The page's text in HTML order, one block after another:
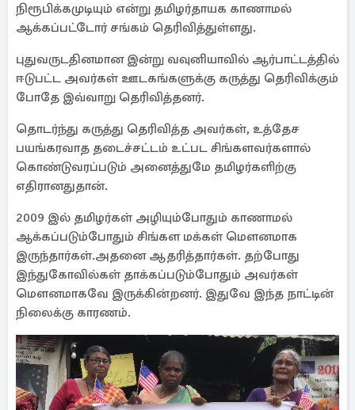
நிரூபிக்கமுடியும் என்று தமிழர்தாயக காணாமல்
ஆக்கப்பட்டோர் சங்கம் தெரிவித்துள்ளது.
புதுவருடதினமான இன்று வவுனியாவில் ஆர்பாட்டத்தில்
ஈடுபட்ட அவர்கள் ஊடகங்களுக்கு கருத்து தெரிவிக்கும்
போதே இவ்வாறு தெரிவித்தனர்.
தொடர்ந்து கருத்து தெரிவித்த அவர்கள், உத்தேச
பயங்கரவாத தடைச்சட்டம் உட்பட சிங்களவர்களால்
கொண்டுவரப்படும் அனைத்துமே தமிழர்களிற்கு
எதிரானதுதான்.
2009 இல் தமிழர்கள் அழியும்போதும் காணாமல்
ஆக்கப்படும்போதும் சிங்கள மக்கள் மௌனமாக
இருந்தார்கள்.அதனை ஆதரித்தார்கள். தற்போது
இந்துகோவில்கள் தாக்கப்படும்போதும் அவர்கள்
மௌனமாகவே இருக்கின்றனர். இதுவே இந்த நாட்டின்
நிலைக்கு காரணம்.